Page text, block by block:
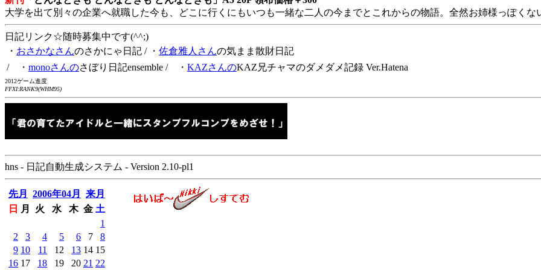
大学を出て別々の企業へ就職した今も、どこに行くにもいつも一緒な二人の今までとこれからの物語。全然お姉様っぽくな
日記リンク☆随時募集中です(^^;)
・ おさかなさんのさかにゃ日記 / ・ 佐倉雅人さんの気まま散財日記
/ ・ monoさんのさぼり日記ensemble / ・ KAZさんのKAZ兄チャマのダメダメ記録 Ver.Hatena
2012ゲーム進度
FFXI:RANK9(WHM95)
hns - 日記自動生成システム - Version 2.10-pl1
先月 2006年04月
来月
日
月 火 水 木 金 土
1
2
3 4 5 6 7
8
9 10 11 12 13 14 15
16 17 18 19 20 21 22